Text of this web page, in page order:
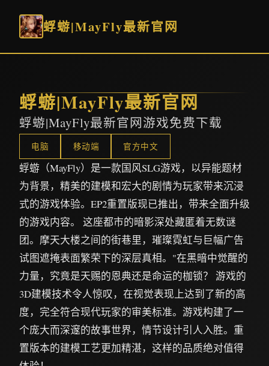
蜉蝣|MayFly最新官网
蜉蝣|MayFly最新官网
蜉蝣|MayFly最新官网游戏免费下载
电脑 移动端 官方中文
蜉蝣（MayFly）是一款国风SLG游戏，以异能题材
为背景，精美的建模和宏大的剧情为玩家带来沉浸
式的游戏体验。EP2重置版现已推出，带来全面升级
的游戏内容。 这座都市的暗影深处藏匿着无数谜
团。摩天大楼之间的街巷里，璀璨霓虹与巨幅广告
试图遮掩表面繁荣下的深层真相。"在黑暗中觉醒的
力量，究竟是天赐的恩典还是命运的枷锁？ 游戏的
3D建模技术令人惊叹，在视觉表现上达到了新的高
度，完全符合现代玩家的审美标准。游戏构建了一
个庞大而深邃的故事世界，情节设计引人入胜。重
置版本的建模工艺更加精湛，这样的品质绝对值得